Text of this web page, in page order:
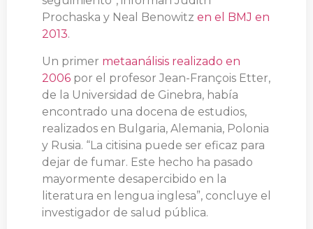
Prochaska y Neal Benowitz en el BMJ en
2013.
Un primer metaanálisis realizado en
2006 por el profesor Jean-François Etter,
de la Universidad de Ginebra, había
encontrado una docena de estudios,
realizados en Bulgaria, Alemania, Polonia
y Rusia. “La citisina puede ser eficaz para
dejar de fumar. Este hecho ha pasado
mayormente desapercibido en la
literatura en lengua inglesa”, concluye el
investigador de salud pública.